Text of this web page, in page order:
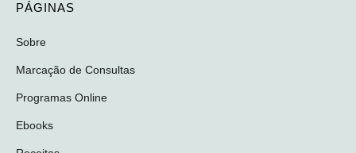
PÁGINAS
Sobre
Marcação de Consultas
Programas Online
Ebooks